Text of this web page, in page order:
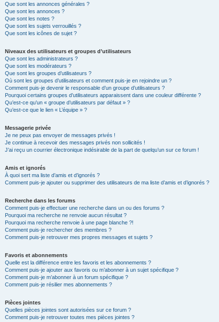
Que sont les annonces générales ?
Que sont les annonces ?
Que sont les notes ?
Que sont les sujets verrouillés ?
Que sont les icônes de sujet ?
Niveaux des utilisateurs et groupes d’utilisateurs
Que sont les administrateurs ?
Que sont les modérateurs ?
Que sont les groupes d’utilisateurs ?
Où sont les groupes d’utilisateurs et comment puis-je en rejoindre un ?
Comment puis-je devenir le responsable d’un groupe d’utilisateurs ?
Pourquoi certains groupes d’utilisateurs apparaissent dans une couleur différente ?
Qu’est-ce qu’un « groupe d’utilisateurs par défaut » ?
Qu’est-ce que le lien « L’équipe » ?
Messagerie privée
Je ne peux pas envoyer de messages privés !
Je continue à recevoir des messages privés non sollicités !
J’ai reçu un courrier électronique indésirable de la part de quelqu’un sur ce forum !
Amis et ignorés
À quoi sert ma liste d’amis et d’ignorés ?
Comment puis-je ajouter ou supprimer des utilisateurs de ma liste d’amis et d’ignorés ?
Recherche dans les forums
Comment puis-je effectuer une recherche dans un ou des forums ?
Pourquoi ma recherche ne renvoie aucun résultat ?
Pourquoi ma recherche renvoie à une page blanche ?!
Comment puis-je rechercher des membres ?
Comment puis-je retrouver mes propres messages et sujets ?
Favoris et abonnements
Quelle est la différence entre les favoris et les abonnements ?
Comment puis-je ajouter aux favoris ou m’abonner à un sujet spécifique ?
Comment puis-je m’abonner à un forum spécifique ?
Comment puis-je résilier mes abonnements ?
Pièces jointes
Quelles pièces jointes sont autorisées sur ce forum ?
Comment puis-je retrouver toutes mes pièces jointes ?